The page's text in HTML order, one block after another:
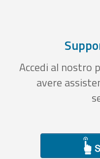
Accedi al nostro
avere